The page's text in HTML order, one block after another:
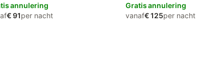
and tuin
annulering
€ 91per nacht
Gratis annulering
vanaf€ 125per nacht